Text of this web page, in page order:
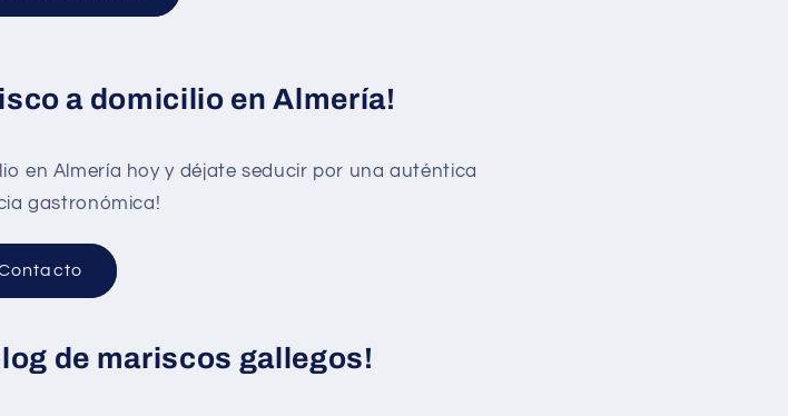
a domicilio en Almería!
en Almería hoy y déjate seducir por una auténtica
gastronómica!
de mariscos gallegos!